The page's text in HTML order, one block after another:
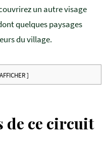
un autre visage
quelques paysages
du village.
]
de ce circuit